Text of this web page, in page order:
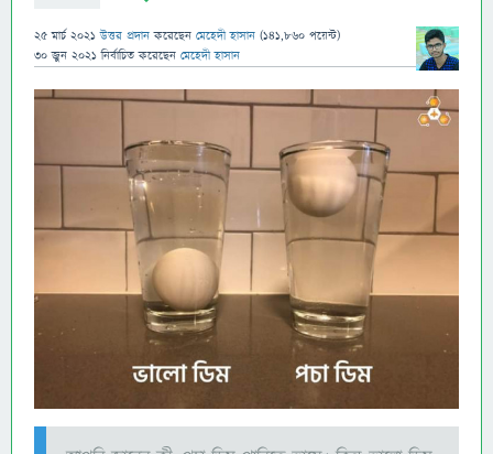
25 মার্চ 2021 উত্তর প্রদান করেছেন মেহেদী হাসান (141,860 পয়েন্ট)
30 জুন 2021 নির্বাচিত করেছেন মেহেদী হাসান